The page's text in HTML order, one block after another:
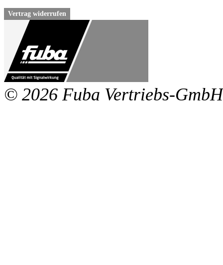
Vertrag widerrufen
© 2026 Fuba Vertriebs-GmbH